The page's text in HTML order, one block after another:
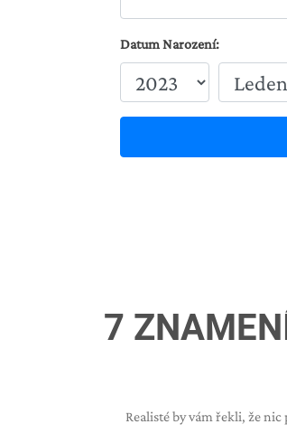
Datum Narození:
7
Realisté by vám řekli, že